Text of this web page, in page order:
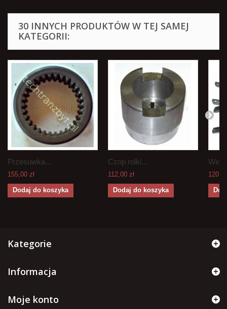
30 INNYCH PRODUKTÓW W TEJ SAMEJ
KATEGORII:
Przesuwka...
155,00 zł
Dodaj do koszyka
Czop rolki...
112,00 zł
Dodaj do koszyka
Kategorie
Informacja
Moje konto